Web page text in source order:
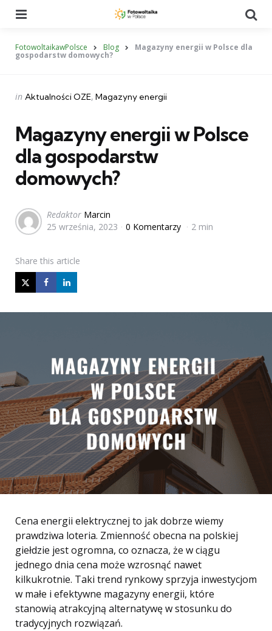
FotowoltaikawPolsce Blog Magazyny energii w Polsce dla
gospodarstw domowych?
Categories
Posted
in Aktualności OZE Magazyny energii
Magazyny energii w Polsce
dla gospodarstw
domowych?
Posted
by
Redaktor Marcin
25 września, 2023
0 Komentarzy 2 min
Share this article
Cena energii elektrycznej to jak dobrze wiemy
prawdziwa loteria. Zmienność obecna na polskiej
giełdzie jest ogromna, co oznacza, że w ciągu
jednego dnia cena może wzrosnąć nawet
kilkukrotnie. Taki trend rynkowy sprzyja inwestycjom
w małe i efektywne magazyny energii, które
stanowią atrakcyjną alternatywę w stosunku do
tradycyjnych rozwiązań.